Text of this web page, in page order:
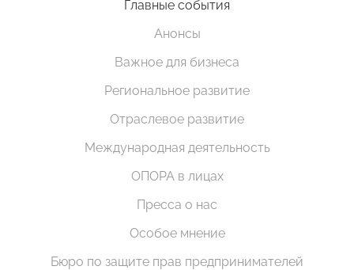
Главные события
Анонсы
Важное для бизнеса
Региональное развитие
Отраслевое развитие
Международная деятельность
ОПОРА в лицах
Пресса о нас
Особое мнение
Бюро по защите прав предпринимателей